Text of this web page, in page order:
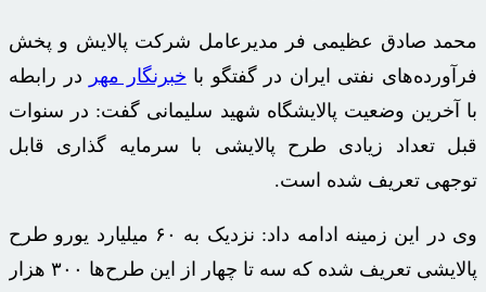
محمد صادق عظیمی فر مدیرعامل شرکت پالایش و پخش
فرآورده‌های نفتی ایران در گفتگو با خبرنگار مهر در رابطه
با آخرین وضعیت پالایشگاه شهید سلیمانی گفت: در سنوات
قبل تعداد زیادی طرح پالایشی با سرمایه گذاری قابل
توجهی تعریف شده است.
وی در این زمینه ادامه داد: نزدیک به ۶۰ میلیارد یورو طرح
پالایشی تعریف شده که سه تا چهار از این طرح‌ها ۳۰۰ هزار